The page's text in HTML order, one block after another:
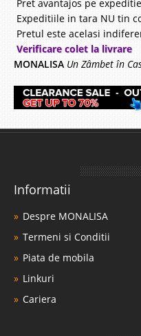
Pret avantajos pe
Expeditiile in tara NU tin
Pretul este acelasi
Verificare colet la livrare
MONALISA Un Zâmbet în
Informatii
Despre MONALISA
Termeni si Conditii
Piata de mobila
Linkuri
Cariera